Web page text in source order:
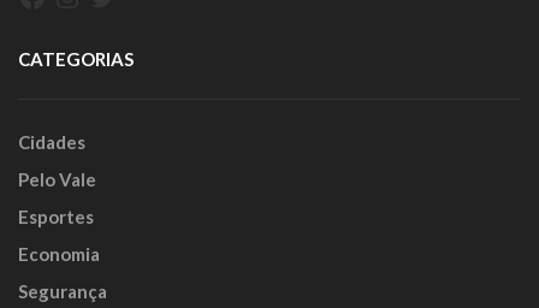
CATEGORIAS
Cidades
Pelo Vale
Esportes
Economia
Segurança